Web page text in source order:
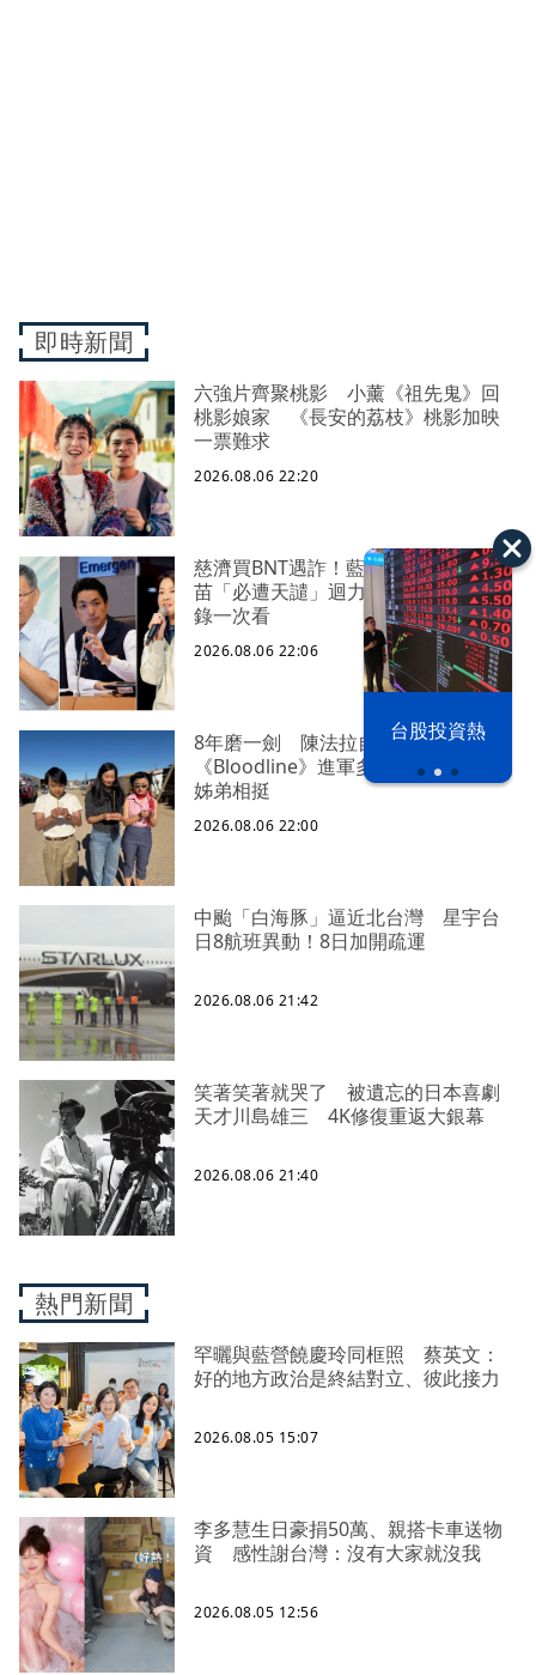
之下
台股投資熱
即時新聞
六強片齊聚桃影 小薰《祖先鬼》回
桃影娘家 《長安的荔枝》桃影加映
一票難求
2026.08.06 22:20
慈濟買BNT遇詐！藍白昔嗆政府擋疫
苗「必遭天譴」迴力鏢來了 荒謬語
錄一次看
2026.08.06 22:06
8年磨一劍 陳法拉自編自導
《Bloodline》進軍多倫多 柯林法洛
姊弟相挺
2026.08.06 22:00
中颱「白海豚」逼近北台灣 星宇台
日8航班異動！8日加開疏運
2026.08.06 21:42
笑著笑著就哭了 被遺忘的日本喜劇
天才川島雄三 4K修復重返大銀幕
2026.08.06 21:40
熱門新聞
罕曬與藍營饒慶玲同框照 蔡英文：
好的地方政治是終結對立、彼此接力
2026.08.05 15:07
李多慧生日豪捐50萬、親搭卡車送物
資 感性謝台灣：沒有大家就沒我
2026.08.05 12:56